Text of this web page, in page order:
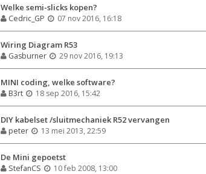
Welke semi-slicks kopen?
Cedric_GP 07 nov 2016, 16:18
Wiring Diagram R53
Gasburner 29 nov 2016, 19:13
MINI coding, welke software?
B3rt 18 sep 2016, 15:42
DIY kabelset /sluitmechaniek R52 vervangen
peter 13 mei 2013, 22:59
De Mini gepoetst
StefanCS 10 feb 2008, 13:00